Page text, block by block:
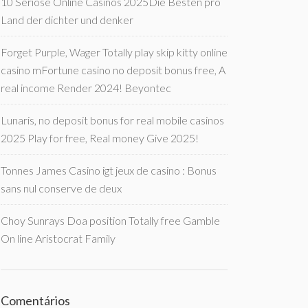
Land der dichter und denker
Forget Purple, Wager Totally play skip kitty online
casino mFortune casino no deposit bonus free, A
real income Render 2024! Beyontec
Lunaris, no deposit bonus for real mobile casinos
2025 Play for free, Real money Give 2025!
Tonnes James Casino igt jeux de casino : Bonus
sans nul conserve de deux
Choy Sunrays Doa position Totally free Gamble
On line Aristocrat Family
Comentários